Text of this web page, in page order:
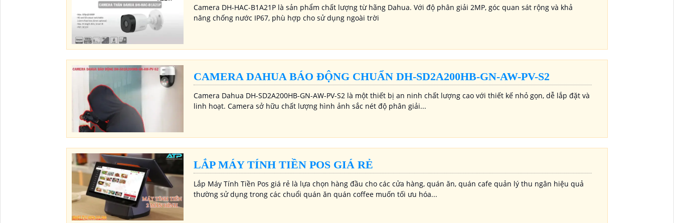
Camera DH-HAC-B1A21P là sản phẩm chất lượng từ hãng Dahua. Với độ phân giải 2MP, góc quan sát rộng và khả
năng chống nước IP67, phù hợp cho sử dụng ngoài trời
CAMERA DAHUA BÁO ĐỘNG CHUẨN DH-SD2A200HB-GN-AW-PV-S2
Camera Dahua DH-SD2A200HB-GN-AW-PV-S2 là một thiết bị an ninh chất lượng cao với thiết kế nhỏ gọn, dễ lắp đặt và
linh hoạt. Camera sở hữu chất lượng hình ảnh sắc nét độ phân giải...
LẮP MÁY TÍNH TIỀN POS GIÁ RẺ
Lắp Máy Tính Tiền Pos giá rẻ là lựa chọn hàng đầu cho các cửa hàng, quán ăn, quán cafe quản lý thu ngân hiệu quả
thường sử dụng trong các chuổi quán ăn quán coffee muốn tối ưu hóa...